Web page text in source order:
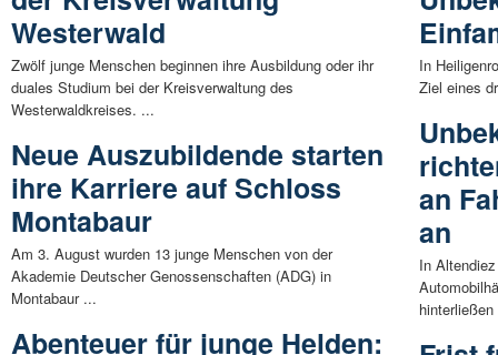
Westerwald
Zwölf junge Menschen beginnen ihre Ausbildung oder ihr
duales Studium bei der Kreisverwaltung des
Westerwaldkreises. ...
Neue Auszubildende starten
ihre Karriere auf Schloss
Montabaur
Am 3. August wurden 13 junge Menschen von der
Akademie Deutscher Genossenschaften (ADG) in
Montabaur ...
Abenteuer für junge Helden:
In
Ziel eines
an
an
In